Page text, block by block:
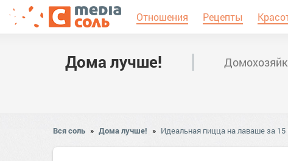
Отношения Рецепты
Дома лучше!
Вся соль » Дома лучше! » Идеальная пицца на лаваше за